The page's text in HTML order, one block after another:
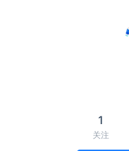
1
关注